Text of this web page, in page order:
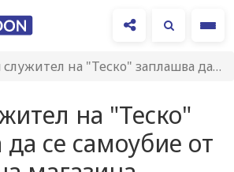
на "Теско" заплашва да се самоубие от покрива…
на "Теско"
се самоубие от